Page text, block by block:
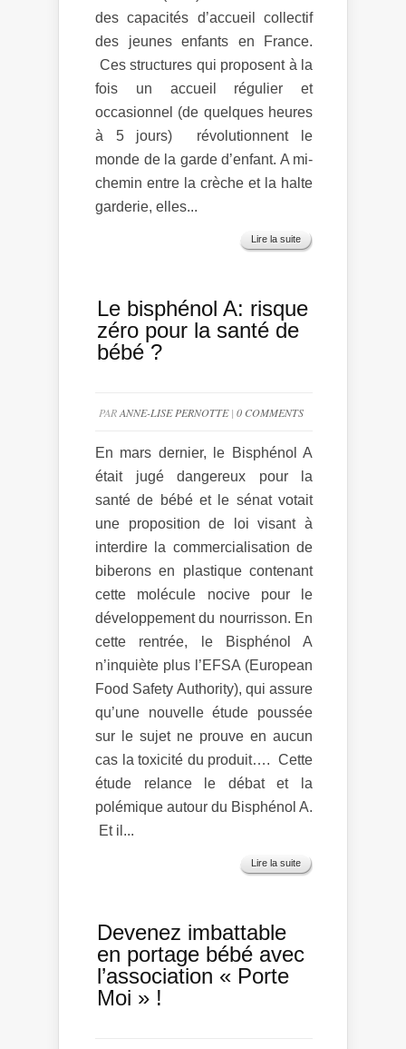
des capacités d’accueil collectif
des jeunes enfants en France.
Ces structures qui proposent à la
fois un accueil régulier et
occasionnel (de quelques heures
à 5 jours) révolutionnent le
monde de la garde d’enfant. A mi-
chemin entre la crèche et la halte
garderie, elles...
Lire la suite
Le bisphénol A: risque
zéro pour la santé de
bébé ?
PARANNE-LISE PERNOTTE| 0 COMMENTS
En mars dernier, le Bisphénol A
était jugé dangereux pour la
santé de bébé et le sénat votait
une proposition de loi visant à
interdire la commercialisation de
biberons en plastique contenant
cette molécule nocive pour le
développement du nourrisson. En
cette rentrée, le Bisphénol A
n’inquiète plus l’EFSA (European
Food Safety Authority), qui assure
qu’une nouvelle étude poussée
sur le sujet ne prouve en aucun
cas la toxicité du produit…. Cette
étude relance le débat et la
polémique autour du Bisphénol A.
Et il...
Lire la suite
Devenez imbattable
en portage bébé avec
l’association « Porte
Moi » !